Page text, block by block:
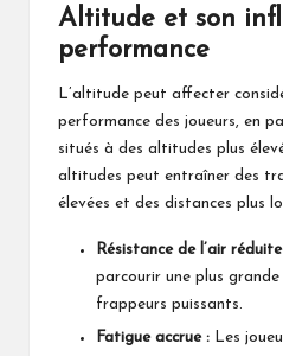
Altitude et son
performance
L’altitude peut affecter
performance des joueurs, en
situés à des altitudes plus
altitudes peut entraîner des
élevées et des distances plus
Résistance de l’air
parcourir une plus
frappeurs puissants.
Fatigue accrue : Les